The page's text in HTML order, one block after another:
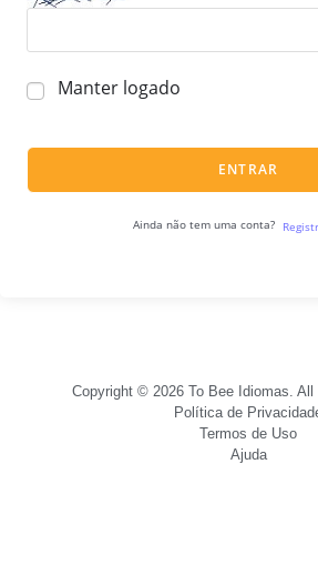
Manter logado
ENTRAR
Ainda não tem uma conta?
Copyright © 2026 To Bee Idiomas. All
Política de
Termos de Uso
Ajuda